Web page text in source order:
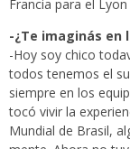
Francia para el
-¿Te imaginás en
-Hoy soy chico
todos tenemos el
siempre en los
tocó vivir la
Mundial de Brasil,